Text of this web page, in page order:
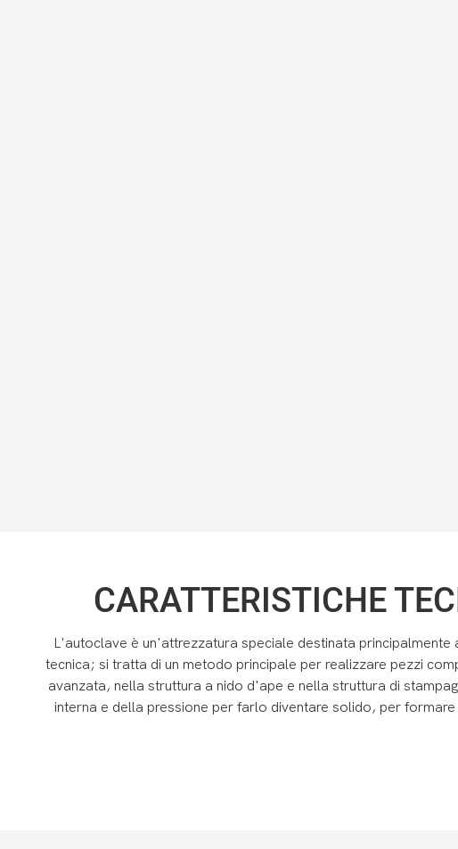
CARATTERISTICHE
L'autoclave è un'attrezzatura speciale destinata
tecnica; si tratta di un metodo principale per realizzare pezzi
avanzata, nella struttura a nido d'ape e nella struttura di
interna e della pressione per farlo diventare solido, per